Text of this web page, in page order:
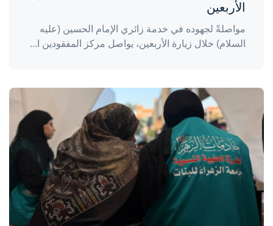
الأربعين
مواصلةً لجهوده في خدمة زائري الإمام الحسين (عليه
السلام) خلال زيارة الأربعين، يواصل مركز المفقودين ا...
واحة المرأة
منذ 3 أيام